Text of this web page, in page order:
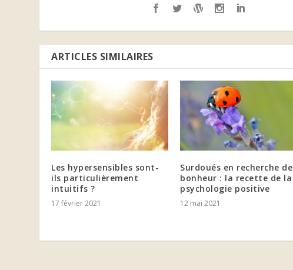
ARTICLES SIMILAIRES
Les hypersensibles sont-
ils particulièrement
intuitifs ?
17 février 2021
Surdoués en recherche de
bonheur : la recette de la
psychologie positive
12 mai 2021